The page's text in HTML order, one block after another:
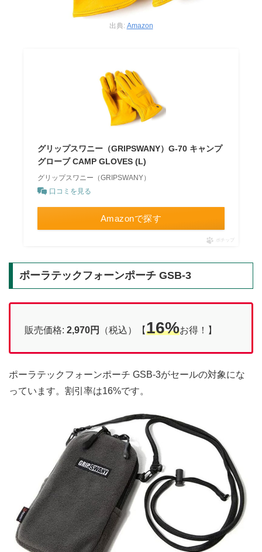
出典: Amazon
グリップスワニー（GRIPSWANY）G-70 キャンプ
グローブ CAMP GLOVES (L)
グリップスワニー（GRIPSWANY）
口コミを見る
Amazonで探す
ポチップ
ポーラテックフォーンポーチ GSB-3
販売価格: 2,970円 （税込）【16%お得！】
ポーラテックフォーンポーチ GSB-3がセールの対象にな
っています。割引率は16%です。